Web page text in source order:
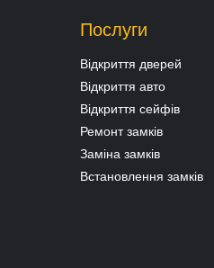
Послуги
Відкриття дверей
Відкриття авто
Відкриття сейфів
Ремонт замків
Заміна замків
Встановлення замків